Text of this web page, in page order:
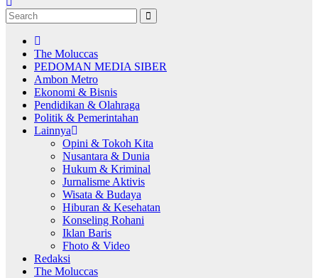
The Moluccas
PEDOMAN MEDIA SIBER
Ambon Metro
Ekonomi & Bisnis
Pendidikan & Olahraga
Politik & Pemerintahan
Lainnya
Opini & Tokoh Kita
Nusantara & Dunia
Hukum & Kriminal
Jurnalisme Aktivis
Wisata & Budaya
Hiburan & Kesehatan
Konseling Rohani
Iklan Baris
Fhoto & Video
Redaksi
The Moluccas